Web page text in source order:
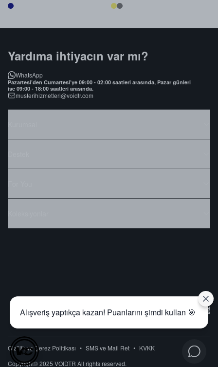
Yardıma ihtiyacın var mı?
WhatsApp
Pazartesi’den Cumartesi’ye 09:00 - 02:00 saatleri arasında, Pazar günleri
ise 09:00 - 18:00 saatleri arasında.
musterihizmetleri@voidtr.com
Gizlilik ve Çerez Politikası • SMS ve Mail Ret • KVKK
Copyright© 2025 VOIDTR All rights reserved.
Alışveriş yaptıkça kazan! Puanlarını şimdi kullan 🎯